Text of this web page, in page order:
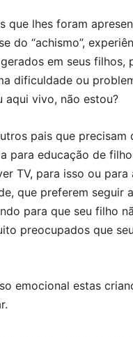
que lhes foram
do “achismo”,
em seus
dificuldade ou
aqui vivo, não estou?
pais que
para educação de
TV, para isso ou
que preferem seguir
para que seu filho
preocupados que
emocional estas